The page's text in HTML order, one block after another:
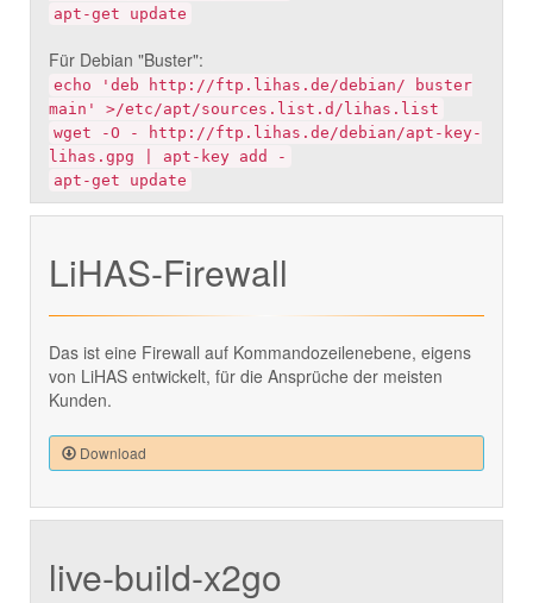
apt-get update
Für Debian "Buster":
echo 'deb http://ftp.lihas.de/debian/ buster
main' >/etc/apt/sources.list.d/lihas.list
wget -O - http://ftp.lihas.de/debian/apt-key-
lihas.gpg | apt-key add -
apt-get update
LiHAS-Firewall
Das ist eine Firewall auf Kommandozeilenebene, eigens
von LiHAS entwickelt, für die Ansprüche der meisten
Kunden.
Download
live-build-x2go